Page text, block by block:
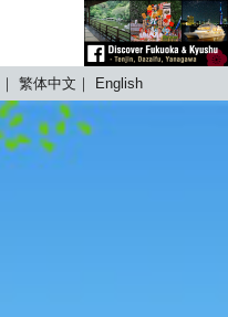
繁体中文 English